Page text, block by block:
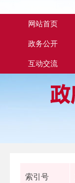
网站首页
政务公开
互动交流
索引号